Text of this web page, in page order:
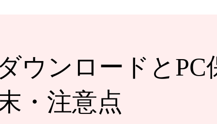
ウンロードとPC
・注意点